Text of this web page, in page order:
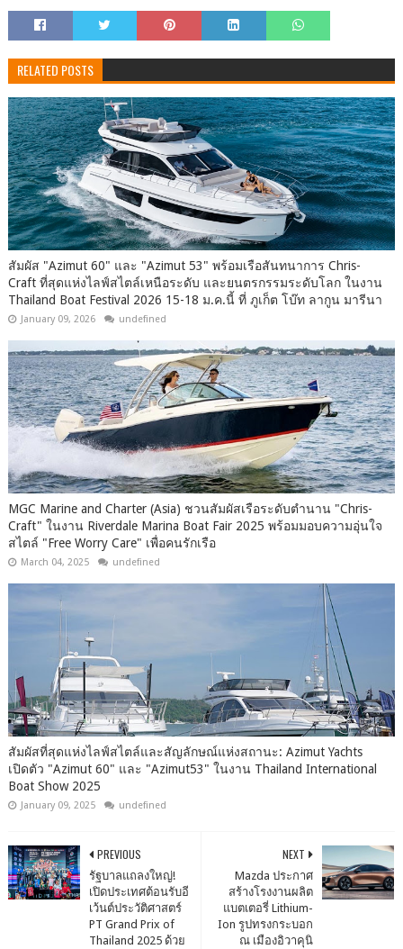
RELATED POSTS
สัมผัส "Azimut 60" และ "Azimut 53" พร้อมเรือสันทนาการ Chris-
Craft ที่สุดแห่งไลฟ์สไตล์เหนือระดับ และยนตรกรรมระดับโลก ในงาน
Thailand Boat Festival 2026 15-18 ม.ค.นี้ ที่ ภูเก็ต โบ๊ท ลากูน มารีนา
January 09, 2026 undefined
MGC Marine and Charter (Asia) ชวนสัมผัสเรือระดับตำนาน "Chris-
Craft" ในงาน Riverdale Marina Boat Fair 2025 พร้อมมอบความอุ่นใจ
สไตล์ "Free Worry Care" เพื่อคนรักเรือ
March 04, 2025 undefined
สัมผัสที่สุดแห่งไลฟ์สไตล์และสัญลักษณ์แห่งสถานะ: Azimut Yachts
เปิดตัว "Azimut 60" และ "Azimut53" ในงาน Thailand International
Boat Show 2025
January 09, 2025 undefined
NEXT
Mazda ประกาศ
สร้างโรงงานผลิต
แบตเตอรี่ Lithium-
Ion รูปทรงกระบอก
ณ เมืองอิวาคุนิ
PREVIOUS
รัฐบาลแถลงใหญ่!
เปิดประเทศต้อนรับอี
เว้นต์ประวัติศาสตร์
PT Grand Prix of
Thailand 2025 ด้วย